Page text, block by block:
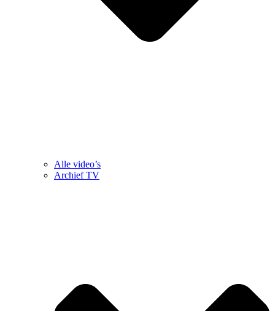
Alle video’s
Archief TV